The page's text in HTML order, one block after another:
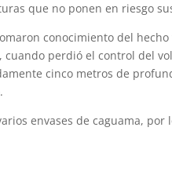
que no ponen en riesgo
conocimiento del
perdió el control del
cinco metros de
envases de caguama,